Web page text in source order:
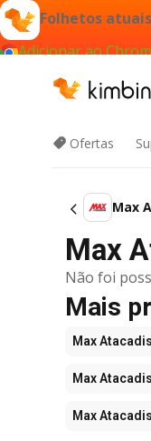
Folhetos
Adicionar ao
Ofertas
Max
Max
Não foi
Mais
Max
Max
Max